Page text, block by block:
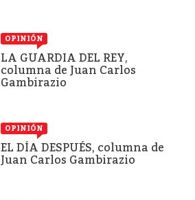
OPINIÓN
LA GUARDIA DEL REY,
columna de Juan Carlos
Gambirazio
OPINIÓN
EL DÍA DESPUÉS, columna de
Juan Carlos Gambirazio